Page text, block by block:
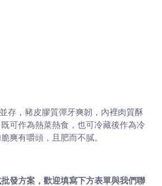
存，豬皮膠質彈牙爽韌，內裡肉質酥
可作為熱菜熱食，也可冷藏後作為冷
爽有嚼頭，且肥而不膩。
發方案，歡迎填寫下方表單與我們聯